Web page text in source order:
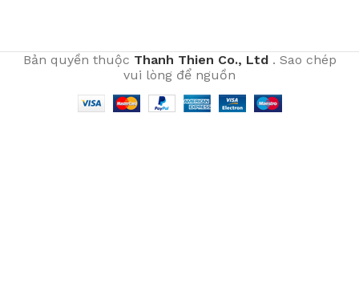
Bản quyền thuộc Thanh Thien Co., Ltd. Sao chép
vui lòng để nguồn